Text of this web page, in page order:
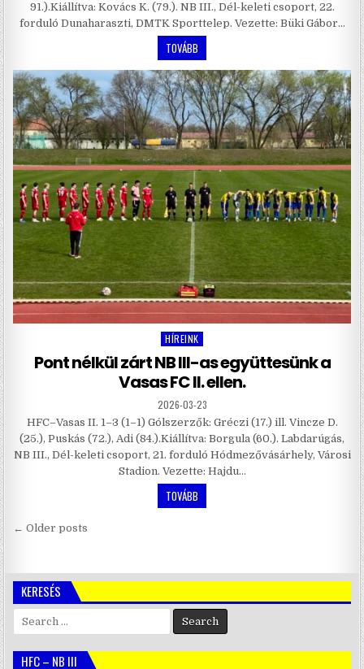
91.).Kiállítva: Kovács K. (79.). NB III., Dél-keleti csoport, 22.
forduló Dunaharaszti, DMTK Sporttelep. Vezette: Büki Gábor…
TOVÁBB
Posted
in
HÍREINK
Pont nélkül zárt NB III-as együttesünk a
Vasas FC II. ellen.
2026-03-23
HFC–Vasas II. 1–3 (1–1) Gólszerzők: Gréczi (17.) ill. Vincze D.
(25.), Puskás (72.), Adi (84.).Kiállítva: Borgula (60.). Labdarúgás,
NB III., Dél-keleti csoport, 21. forduló Hódmezővásárhely, Városi
Stadion. Vezette: Hajdu…
TOVÁBB
Bejegyzés
← Older posts
KERESÉS
HFC – NB III